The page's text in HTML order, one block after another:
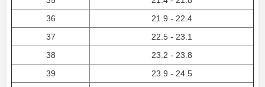
37
22.5 - 23.1
38
23.2 - 23.8
39
23.9 - 24.5
40
24.6 - 25.3